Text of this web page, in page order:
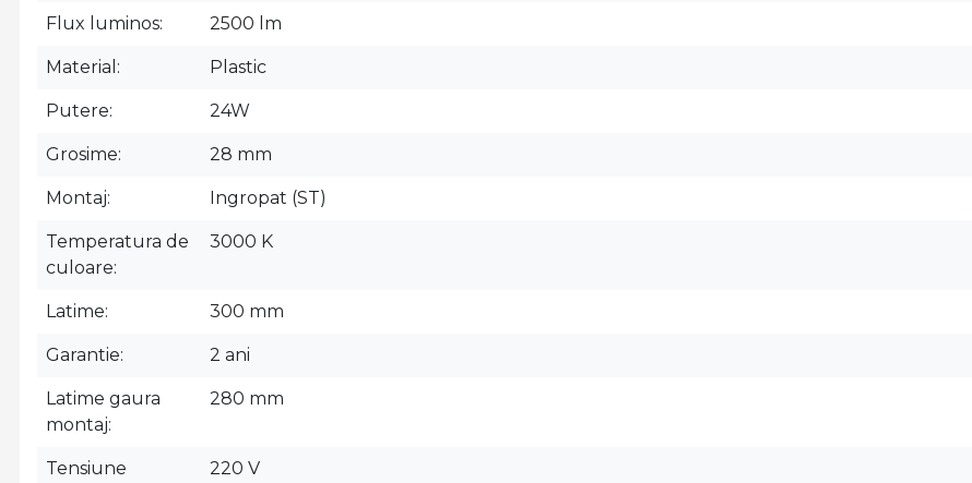
Flux luminos 2500 lm
Material Plastic
Putere 24W
Grosime 28 mm
Montaj Ingropat (ST)
Temperatura de
culoare
3000 K
Latime 300 mm
Garantie 2 ani
Latime gaura
montaj
280 mm
Tensiune
220 V